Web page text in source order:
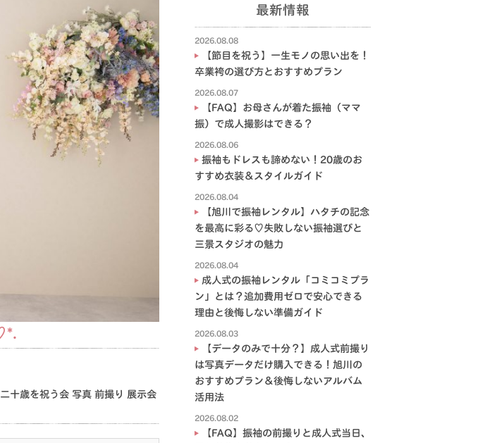
二十歳を祝う会 写真 前撮り 展示会
最新情報
2026.08.08
【節目を祝う】一生モノの思い出を！
卒業袴の選び方とおすすめプラン
2026.08.07
【FAQ】お母さんが着た振袖（ママ
振）で成人撮影はできる？
2026.08.06
振袖もドレスも諦めない！20歳のお
すすめ衣装＆スタイルガイド
2026.08.04
【旭川で振袖レンタル】ハタチの記念
を最高に彩る♡失敗しない振袖選びと
三景スタジオの魅力
2026.08.04
成人式の振袖レンタル「コミコミプラ
ン」とは？追加費用ゼロで安心できる
理由と後悔しない準備ガイド
2026.08.03
【データのみで十分？】成人式前撮り
は写真データだけ購入できる！旭川の
おすすめプラン＆後悔しないアルバム
活用法
2026.08.02
【FAQ】振袖の前撮りと成人式当日、